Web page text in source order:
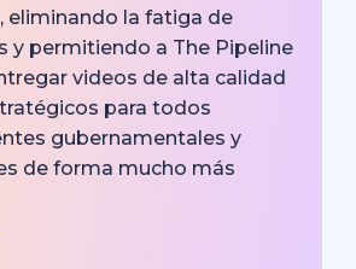
eliminando la fatiga de
y permitiendo a The Pipeline
videos de alta calidad
para todos
gubernamentales y
de forma mucho más